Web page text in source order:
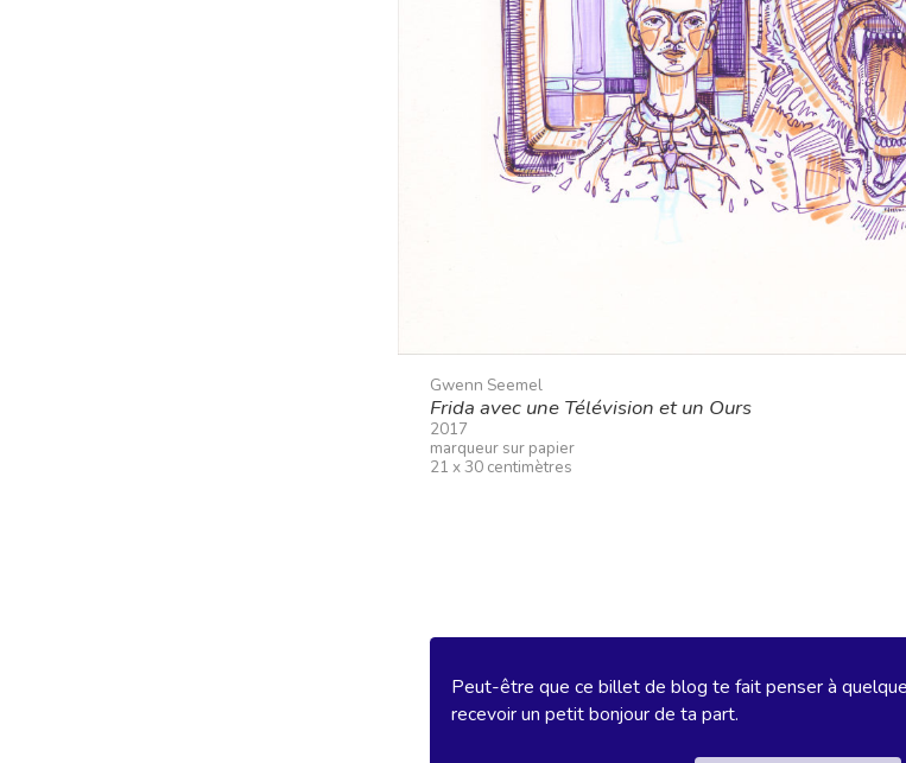
Gwenn Seemel
Frida avec une Télévision et un Ours
2017
marqueur sur papier
21 x 30 centimètres
Peut-être que ce billet de blog te fait penser à
recevoir un petit bonjour de ta part.